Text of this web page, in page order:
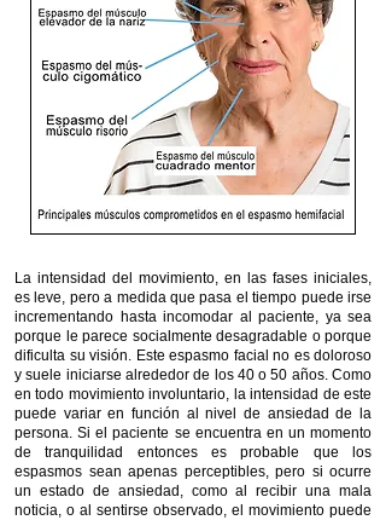
La intensidad del movimiento, en las fases iniciales,
es leve, pero a medida que pasa el tiempo puede irse
incrementando hasta incomodar al paciente, ya sea
porque le parece socialmente desagradable o porque
dificulta su visión. Este espasmo facial no es doloroso
y suele iniciarse alrededor de los 40 o 50 años. Como
en todo movimiento involuntario, la intensidad de este
puede variar en función al nivel de ansiedad de la
persona. Si el paciente se encuentra en un momento
de tranquilidad entonces es probable que los
espasmos sean apenas perceptibles, pero si ocurre
un estado de ansiedad, como al recibir una mala
noticia, o al sentirse observado, el movimiento puede